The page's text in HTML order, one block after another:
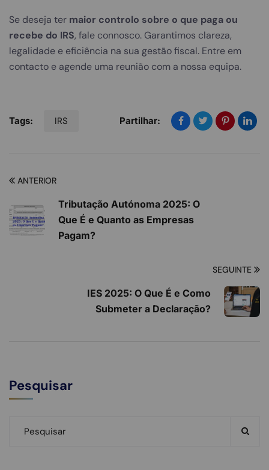
Se deseja ter maior controlo sobre o que paga ou
recebe do IRS, fale connosco. Garantimos clareza,
legalidade e eficiência na sua gestão fiscal. Entre em
contacto e agende uma reunião com a nossa equipa.
Tags: IRS Partilhar:
ANTERIOR
Tributação Autónoma 2025: O
Que É e Quanto as Empresas
Pagam?
SEGUINTE
IES 2025: O Que É e Como
Submeter a Declaração?
Pesquisar